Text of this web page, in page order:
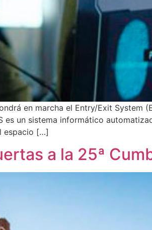
en marcha el Entry/Exit System
un sistema informático
espacio […]
a la 25ª